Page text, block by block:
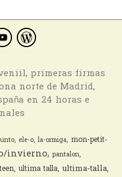
primeras firmas
norte de Madrid,
en 24 horas e
ele-o la-ormiga mon-petit-
invierno pantalon
teen ultima talla ultima-talla